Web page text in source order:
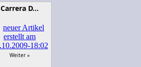
Carrera D…
Weiter »